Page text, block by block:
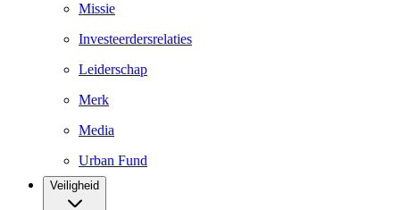
Missie
Investeerdersrelaties
Leiderschap
Merk
Media
Urban Fund
Veiligheid